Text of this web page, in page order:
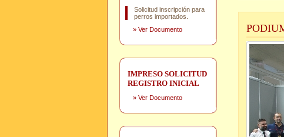
Solicitud inscripción para
perros importados.
» Ver Documento
IMPRESO SOLICITUD
REGISTRO INICIAL
» Ver Documento